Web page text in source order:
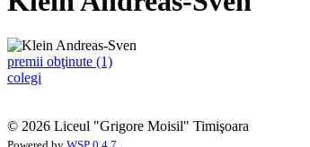
premii obţinute (1)
colegi
© 2026 Liceul "Grigore Moisil" Timişoara